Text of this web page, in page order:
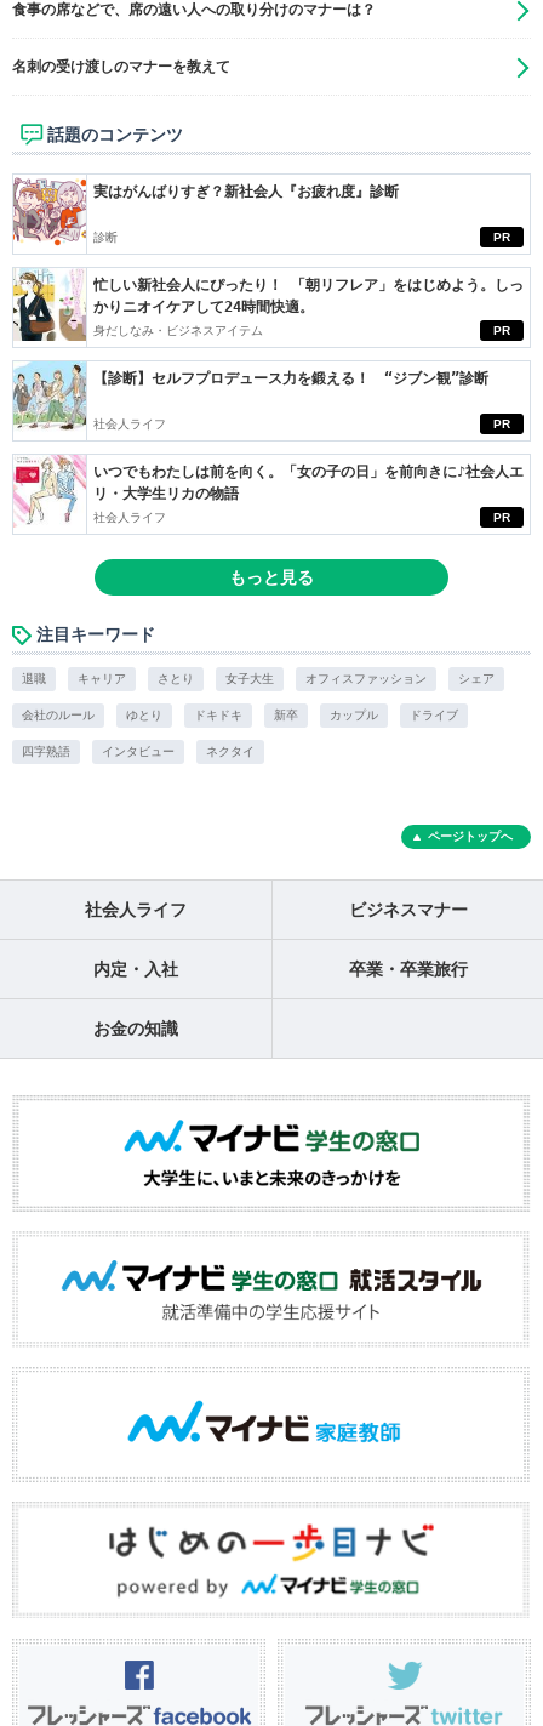
食事の席などで、席の遠い人への取り分けのマナーは？
名刺の受け渡しのマナーを教えて
話題のコンテンツ
PR
実はがんばりすぎ？新社会人『お疲れ度』診断
診断
PR
忙しい新社会人にぴったり！ 「朝リフレア」をはじめよう。しっ
かりニオイケアして24時間快適。
身だしなみ・ビジネスアイテム
PR
【診断】セルフプロデュース力を鍛える！ “ジブン観”診断
社会人ライフ
PR
いつでもわたしは前を向く。「女の子の日」を前向きに♪社会人エ
リ・大学生リカの物語
社会人ライフ
もっと見る
注目キーワード
退職 キャリア さとり 女子大生 オフィスファッション シェア
会社のルール ゆとり ドキドキ 新卒 カップル ドライブ
四字熟語 インタビュー ネクタイ
ページトップへ
社会人ライフ ビジネスマナー
内定・入社 卒業・卒業旅行
お金の知識